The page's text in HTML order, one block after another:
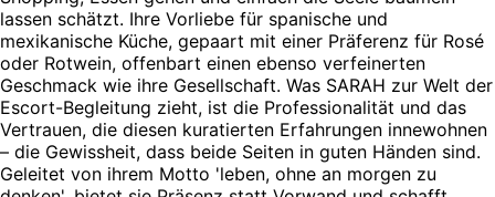
lassen schätzt. Ihre Vorliebe für spanische und
mexikanische Küche, gepaart mit einer Präferenz für Rosé
oder Rotwein, offenbart einen ebenso verfeinerten
Geschmack wie ihre Gesellschaft. Was SARAH zur Welt der
Escort-Begleitung zieht, ist die Professionalität und das
Vertrauen, die diesen kuratierten Erfahrungen innewohnen
– die Gewissheit, dass beide Seiten in guten Händen sind.
Geleitet von ihrem Motto 'leben, ohne an morgen zu